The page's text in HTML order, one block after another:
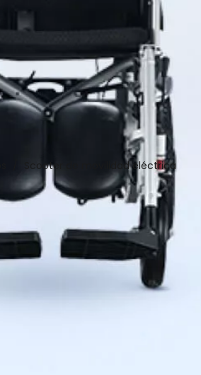
Scooter de movilidad eléctrica